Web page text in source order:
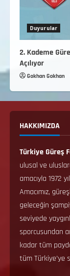
Duyurular
2. Kademe
Açılıyor
Gokhan Gokhan
HAKKIMIZDA
Türkiye Güreş
ulusal ve
amacıyla 1972
Amacımız,
geleceğin
seviyede
sporcusundan
kadar tüm
tüm Türkiye’ye